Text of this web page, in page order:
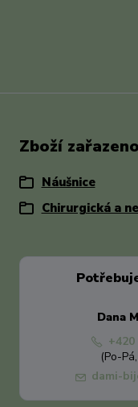
Zboží
Náušnice
Chirurgická a
Dana
+420
(Po-
dami-